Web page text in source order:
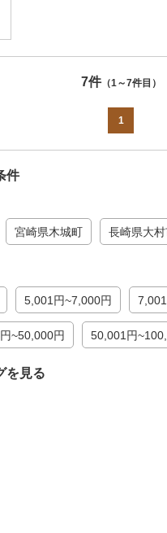
7件（1～7件目）
1
件
宮崎県木城町 長崎県大
5,001円~7,000円
~50,000円 50,001円
を見る